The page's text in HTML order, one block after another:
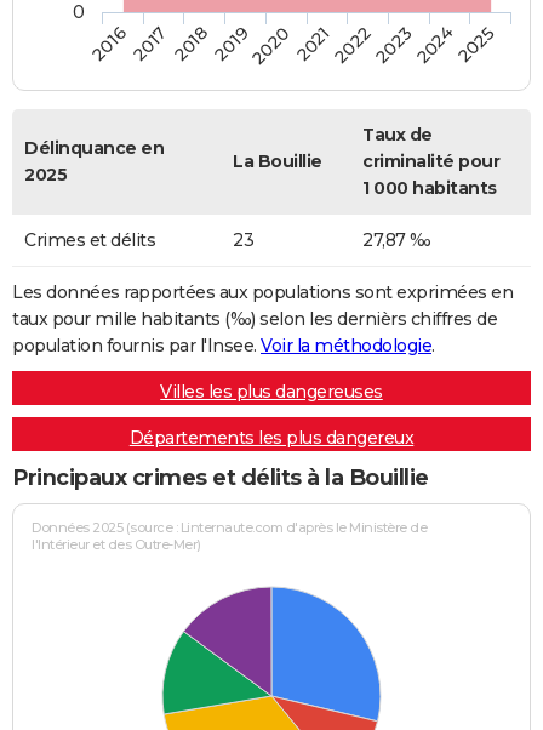
20162017 20182019202020212022202320242025
0
Délinquance en
2025
La Bouillie
Taux de
criminalité pour
1 000 habitants
Crimes et délits 23 27,87 ‰
Les données rapportées aux populations sont exprimées en
taux pour mille habitants (‰) selon les dernièrs chiffres de
population fournis par l'Insee. Voir la méthodologie.
Villes les plus dangereuses
Départements les plus dangereux
Principaux crimes et délits à la Bouillie
Données 2025 (source : Linternaute.com d'après le Ministère de
l'Intérieur et des Outre-Mer)